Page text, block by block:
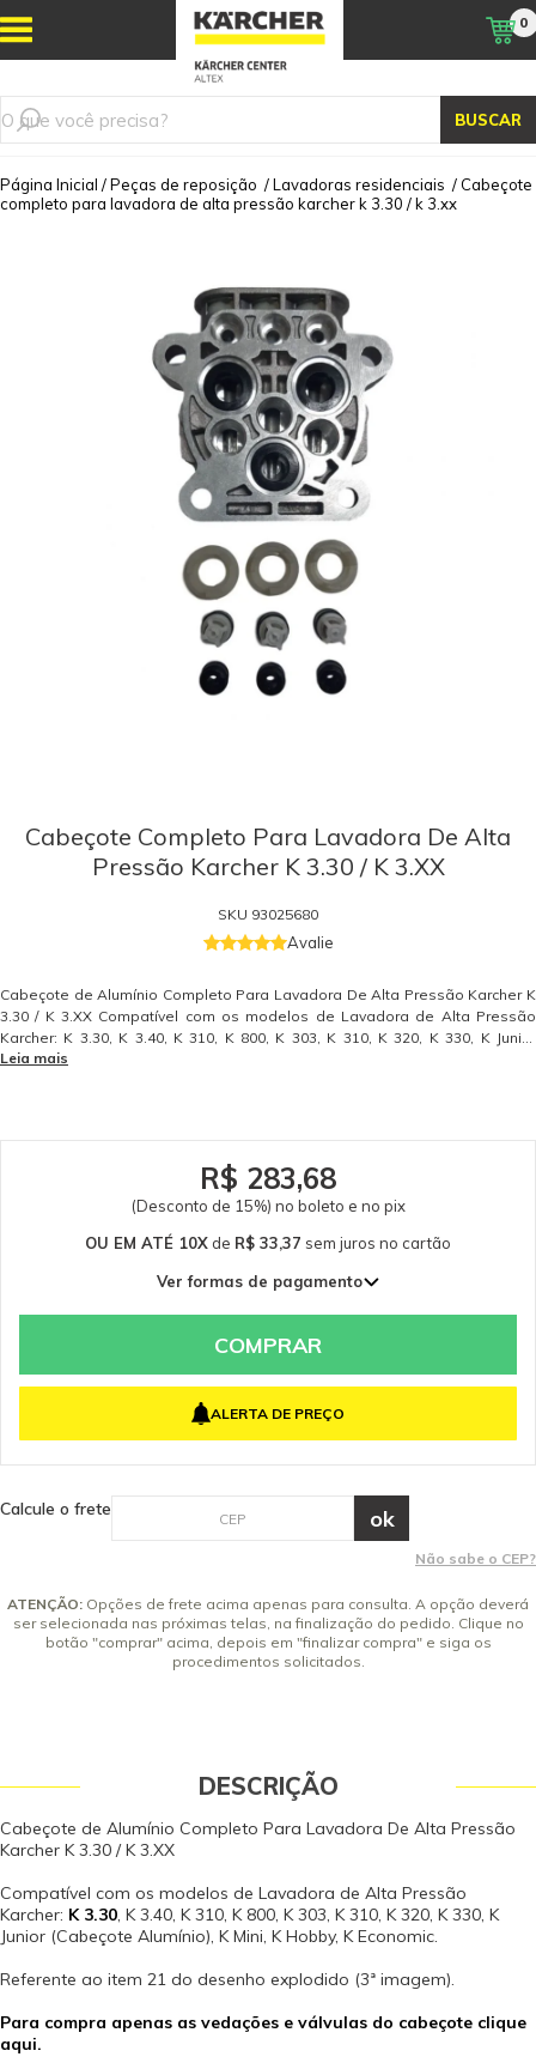
BUSCAR
0
Página Inicial /Peças de reposição /Lavadoras residenciais / Cabeçote
completo para lavadora de alta pressão karcher k 3.30 / k 3.xx
Cabeçote Completo Para Lavadora De Alta
Pressão Karcher K 3.30 / K 3.XX
SKU 93025680
Avalie
Cabeçote de Alumínio Completo Para Lavadora De Alta Pressão Karcher K
3.30 / K 3.XX Compatível com os modelos de Lavadora de Alta Pressão
Karcher: K 3.30, K 3.40, K 310, K 800, K 303, K 310, K 320, K 330, K Junior
(Cabeçote Alumínio), K Mini, K Hobby, K Economic. Referente ao item 21 do
equipamento e do operador. Caso tenha dúvidas consulte-nos. Itens
Inclusos 01 Cabeçote Karcher K 3.30 03 Tampa De Válvulas 03 Válvula
Sucção 03 Válvula Pressão 03 Gaxetas 03 Apoio Das Gaxetas 03 Buchas De
Transição Garantia - Garantia: 3 meses conforme política do fabricante.
Leia mais
R$ 283,68
(Desconto de 15%) no boleto e no pix
OU EM ATÉ 10X de R$ 33,37 sem juros no cartão
Ver formas de pagamento
2x de R$ 166,87 sem juros
5x de R$ 66,75 sem juros
8x de R$ 41,72 sem juros
9x de R$ 37,08 sem juros
COMPRAR
ALERTA DE PREÇO
Calcule o frete
Não sabe o CEP?
ATENÇÃO: Opções de frete acima apenas para consulta. A opção deverá
ser selecionada nas próximas telas, na finalização do pedido. Clique no
botão "comprar" acima, depois em "finalizar compra" e siga os
procedimentos solicitados.
DESCRIÇÃO
Cabeçote de Alumínio Completo Para Lavadora De Alta Pressão
Karcher K 3.30 / K 3.XX
Compatível com os modelos de Lavadora de Alta Pressão
Karcher: K 3.30, K 3.40, K 310, K 800, K 303, K 310, K 320, K 330, K
Junior (Cabeçote Alumínio), K Mini, K Hobby, K Economic.
Referente ao item 21 do desenho explodido (3ª imagem).
Para compra apenas as vedações e válvulas do cabeçote clique
aqui.